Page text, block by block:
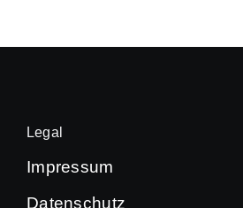
Legal
Impressum
Datenschutz